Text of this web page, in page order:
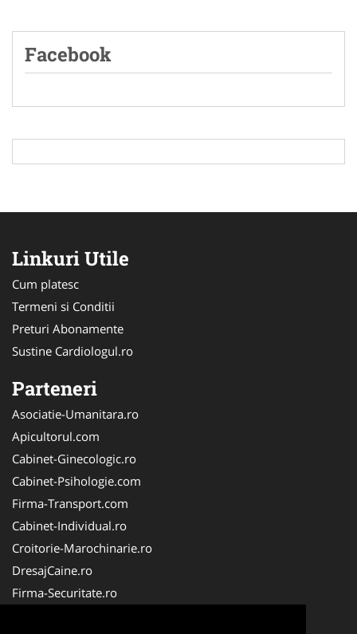
Facebook
Linkuri Utile
Cum platesc
Termeni si Conditii
Preturi Abonamente
Sustine Cardiologul.ro
Parteneri
Asociatie-Umanitara.ro
Apicultorul.com
Cabinet-Ginecologic.ro
Cabinet-Psihologie.com
Firma-Transport.com
Cabinet-Individual.ro
Croitorie-Marochinarie.ro
DresajCaine.ro
Firma-Securitate.ro